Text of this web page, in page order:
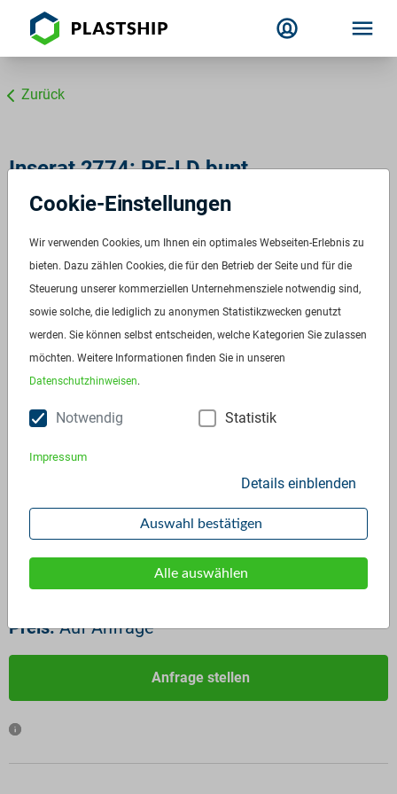
Zurück
Inserat 2774: PE-LD bunt
Frequenz:Auf Anfrage
Standardverpackung/Bereitstellungsart:Sonstige
Preis:Auf Anfrage
Anfrage stellen
Cookie-Einstellungen
Wir verwenden Cookies, um Ihnen ein optimales Webseiten-Erlebnis zu
bieten. Dazu zählen Cookies, die für den Betrieb der Seite und für die
Steuerung unserer kommerziellen Unternehmensziele notwendig sind,
sowie solche, die lediglich zu anonymen Statistikzwecken genutzt
werden. Sie können selbst entscheiden, welche Kategorien Sie zulassen
möchten. Weitere Informationen finden Sie in unseren
Datenschutzhinweisen.
Notwendig Statistik
Impressum
Details einblenden
Auswahl bestätigen
Alle auswählen